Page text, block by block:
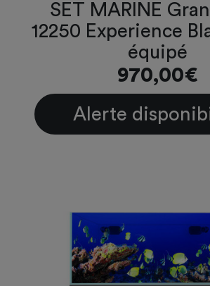
SET MARINE
12250 Experience
équipé
970,00€
Alerte